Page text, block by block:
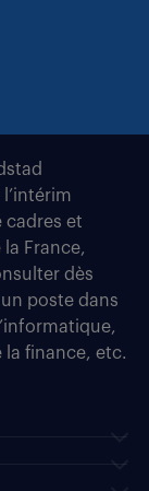
cadres et
France,
dès
poste dans
la finance, etc.